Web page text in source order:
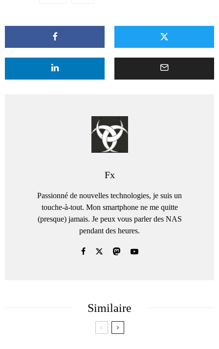
Fx
Passionné de nouvelles technologies, je suis un
touche-à-tout. Mon smartphone ne me quitte
(presque) jamais. Je peux vous parler des NAS
pendant des heures.
Similaire